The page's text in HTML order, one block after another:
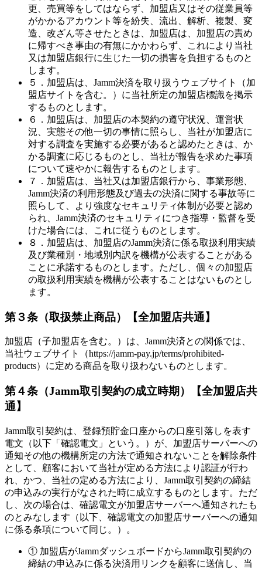
更、売買等をしてはならず、加盟店又はその従業員等
がかかるアカウント等を紛失、流出、解析、複製、変
造、改ざん等させたときは、加盟店は、加盟店の責め
に帰すべき事由の有無にかかわらず、これにより当社
又は加盟店銀行に生じた一切の損害を負担するものと
します。
５．加盟店は、Jamm決済を取り扱うウェブサイト（加
盟店サイトを含む。）に当社所定の加盟店標識を掲示
するものとします。
６．加盟店は、加盟店の本契約の遵守状況、運営状
況、実態その他一切の事情に照らし、当社が加盟店に
対する調査を実施する必要があると認めたときは、か
かる調査に応じるものとし、当社が報告を求めた事項
について速やかに報告するものとします。
７．加盟店は、当社又は加盟店銀行から、事業形態、
Jamm決済の利用形態及び過去の決済に関する事故等に
照らして、より強度なセキュリティ体制が必要と認め
られ、Jamm決済のセキュリティにつき指導・監督を受
けた場合には、これに従うものとします。
８．加盟店は、加盟店のJamm決済に係る取扱利用実績
及び業種別・地域別内訳を機構が公表することがある
ことに承諾するものとします。ただし、個々の加盟店
の取扱利用実績を機構が公表することはないものとし
ます。
第３条（取扱禁止商品） 【全加盟店共通】
加盟店（子加盟店を含む。）は、Jamm決済との関係では、
当社ウェブサイト（https://jamm-pay.jp/terms/prohibited-
products）に定める商品を取り扱わないものとします。
第４条（Jamm取引契約の成立時期）
【全加盟店共
通】
Jamm取引契約は、登録預貯金口座からの口座引落しを表す
電文（以下「確認電文」という。）が、加盟店サーバーへの
通知その他の機構所定の方法で通知されないことを解除条件
として、顧客において当社が定める方法により認証が行わ
れ、かつ、当社の定める方法により、Jamm取引契約の締結
の申込みの実行がなされた時に成立するものとします。ただ
し、次の場合は、確認電文が加盟店サーバーへ通知されたも
のとみなします（以下、確認電文の加盟店サーバーへの通知
に係る条項について同じ。）。
① 加盟店がJammダッシュボードからJamm取引契約の
締結の申込みに係る決済用リンクを顧客に送信し、当